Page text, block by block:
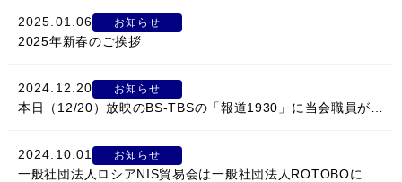
2025.01.06 お知らせ
2025年新春のご挨拶
2024.12.20 お知らせ
2024.10.01 お知らせ